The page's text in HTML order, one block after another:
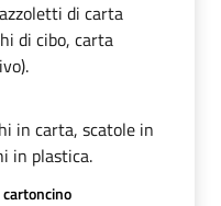
di carta
di cibo, carta
in carta, scatole in
in plastica.
cartoncino